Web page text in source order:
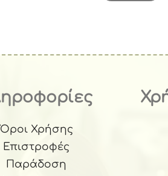
Όροι Χρήσης
Επιστροφές
Παράδοση